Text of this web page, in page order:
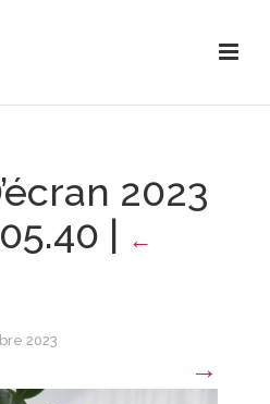
2023
| ←
2023
→